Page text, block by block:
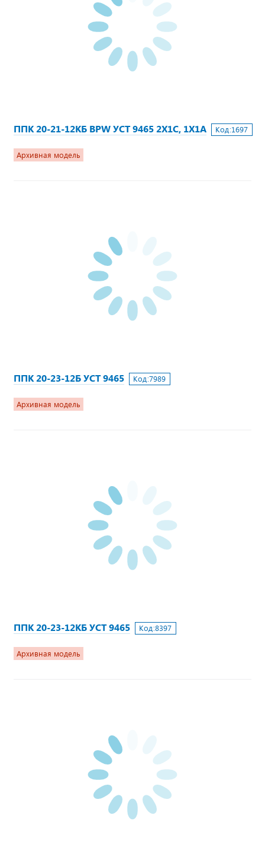
ППК 20-21-12КБ BPW УСТ 9465 2Х1С, 1Х1А Код:1697
Архивная модель
ППК 20-23-12Б УСТ 9465 Код:7989
Архивная модель
ППК 20-23-12КБ УСТ 9465 Код:8397
Архивная модель